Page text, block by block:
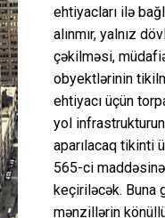
ehtiyacları ilə
alınmır, yalnız
çəkilməsi,
obyektlərinin
ehtiyacı üçün
yol
aparılacaq tikinti
565-ci
keçiriləcək. Buna
mənzillərin